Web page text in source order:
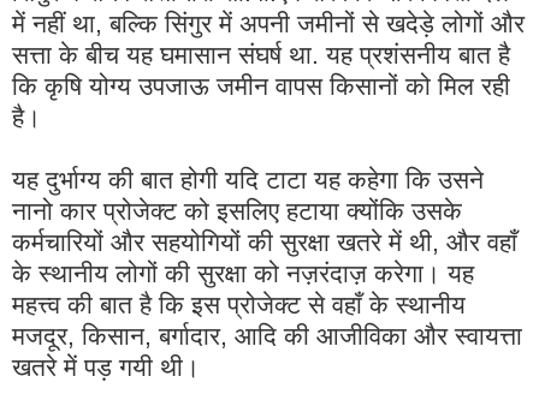
में नहीं था, बल्कि सिंगुर में अपनी जमीनों से खदेड़े लोगों और
सत्ता के बीच यह घमासान संघर्ष था. यह प्रशंसनीय बात है
कि कृषि योग्य उपजाऊ जमीन वापस किसानों को मिल रही
है।
यह दुर्भाग्य की बात होगी यदि टाटा यह कहेगा कि उसने
नानो कार प्रोजेक्ट को इसलिए हटाया क्योंकि उसके
कर्मचारियों और सहयोगियों की सुरक्षा खतरे में थी, और वहाँ
के स्थानीय लोगों की सुरक्षा को नज़रंदाज़ करेगा। यह
महत्त्व की बात है कि इस प्रोजेक्ट से वहाँ के स्थानीय
मजदूर, किसान, बर्गादार, आदि की आजीविका और स्वायत्ता
खतरे में पड़ गयी थी।